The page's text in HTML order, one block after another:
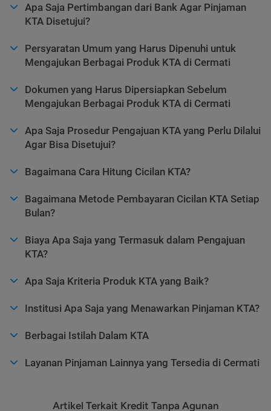
Apa Saja Pertimbangan dari Bank Agar Pinjaman
KTA Disetujui?
Persyaratan Umum yang Harus Dipenuhi untuk
Mengajukan Berbagai Produk KTA di Cermati
Dokumen yang Harus Dipersiapkan Sebelum
Mengajukan Berbagai Produk KTA di Cermati
Apa Saja Prosedur Pengajuan KTA yang Perlu Dilalui
Agar Bisa Disetujui?
Bagaimana Cara Hitung Cicilan KTA?
Bagaimana Metode Pembayaran Cicilan KTA Setiap
Bulan?
Biaya Apa Saja yang Termasuk dalam Pengajuan
KTA?
Apa Saja Kriteria Produk KTA yang Baik?
Institusi Apa Saja yang Menawarkan Pinjaman KTA?
Berbagai Istilah Dalam KTA
Layanan Pinjaman Lainnya yang Tersedia di Cermati
Artikel Terkait Kredit Tanpa Agunan